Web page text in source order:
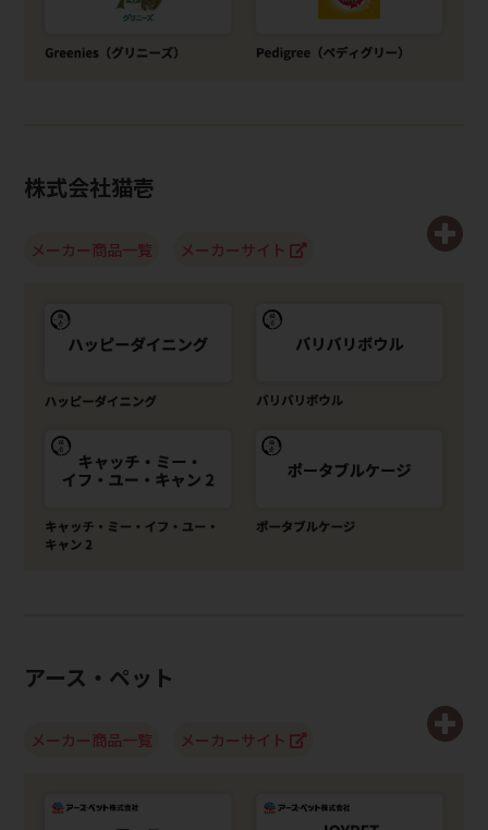
株式会社猫壱
メーカー商品一覧 メーカーサイト
アース・ペット
メーカー商品一覧 メーカーサイト